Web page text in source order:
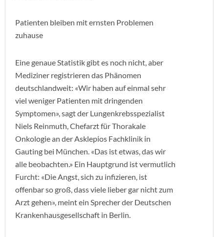
Patienten bleiben mit ernsten Problemen
zuhause
Eine genaue Statistik gibt es noch nicht, aber
Mediziner registrieren das Phänomen
deutschlandweit: «Wir haben auf einmal sehr
viel weniger Patienten mit dringenden
Symptomen», sagt der Lungenkrebsspezialist
Niels Reinmuth, Chefarzt für Thorakale
Onkologie an der Asklepios Fachklinik in
Gauting bei München. «Das ist etwas, das wir
alle beobachten.» Ein Hauptgrund ist vermutlich
Furcht: «Die Angst, sich zu infizieren, ist
offenbar so groß, dass viele lieber gar nicht zum
Arzt gehen», meint ein Sprecher der Deutschen
Krankenhausgesellschaft in Berlin.